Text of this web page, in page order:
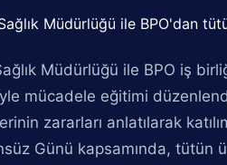
Müdürlüğü ile BPO iş
mücadele eğitimi
zararları anlatılarak
Günü kapsamında, tütün